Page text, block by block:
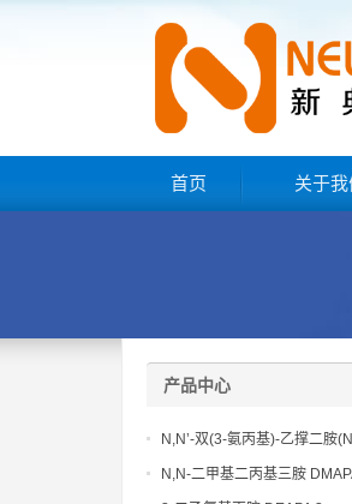
首页 关于我
产品中心
N,N’-双(3-氨丙基)-乙撑二胺
Bis(3-aminopropyl)-
No10563-26-5
N,N-二甲基二丙基三胺